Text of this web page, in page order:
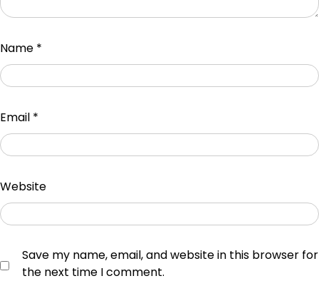
Name *
Email *
Website
Save my name, email, and website in this browser for
the next time I comment.